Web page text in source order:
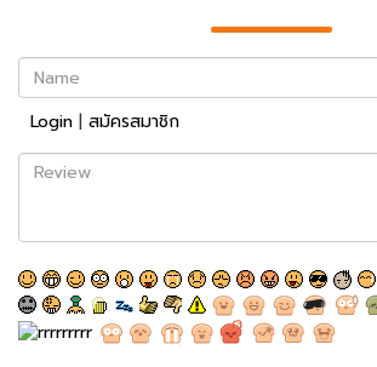
Name
Login | สมัครสมาชิก
Review